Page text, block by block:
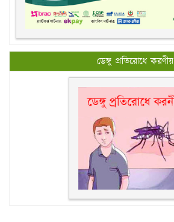
ডেঙ্গু প্রতিরোধে করণীয়